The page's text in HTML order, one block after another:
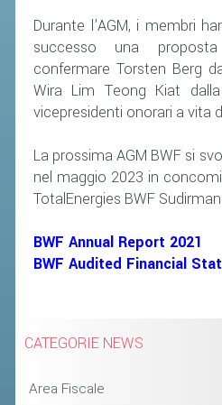
Durante l'AGM, i membri
successo una
confermare Torsten Berg
Wira Lim Teong Kiat
vicepresidenti onorari a vita
La prossima AGM BWF si
nel maggio 2023 in
TotalEnergies BWF
BWF Annual Report 2021
BWF Audited Financial
CATEGORIE NEWS
Area Fiscale
MODULI
AFFILIARE
ALBO